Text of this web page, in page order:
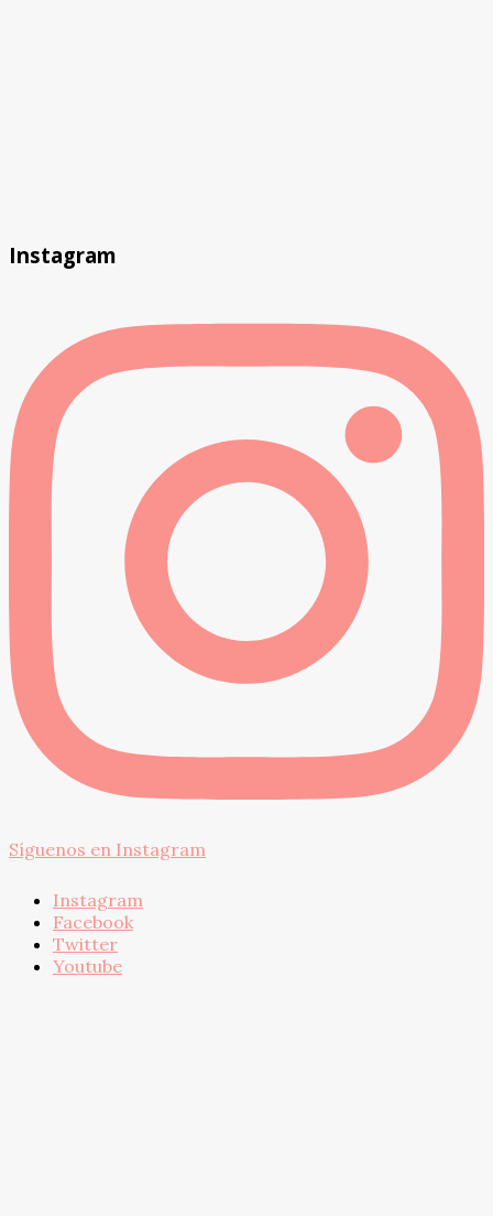
Instagram
Síguenos en Instagram
Instagram
Facebook
Twitter
Youtube